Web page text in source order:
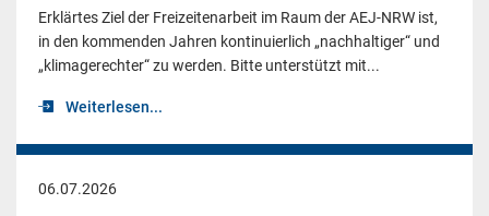
Erklärtes Ziel der Freizeitenarbeit im Raum der AEJ-NRW ist,
in den kommenden Jahren kontinuierlich „nachhaltiger“ und
„klimagerechter“ zu werden. Bitte unterstützt mit...
Weiterlesen...
06.07.2026